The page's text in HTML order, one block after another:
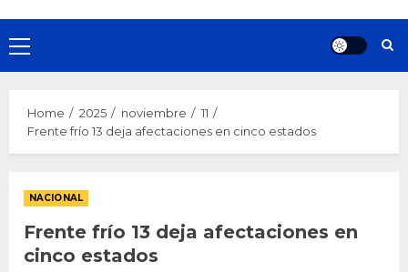
Primary
Menu
Home 2025 noviembre
11
Frente frío 13 deja afectaciones en cinco estados
NACIONAL
Frente frío 13 deja afectaciones en
cinco estados